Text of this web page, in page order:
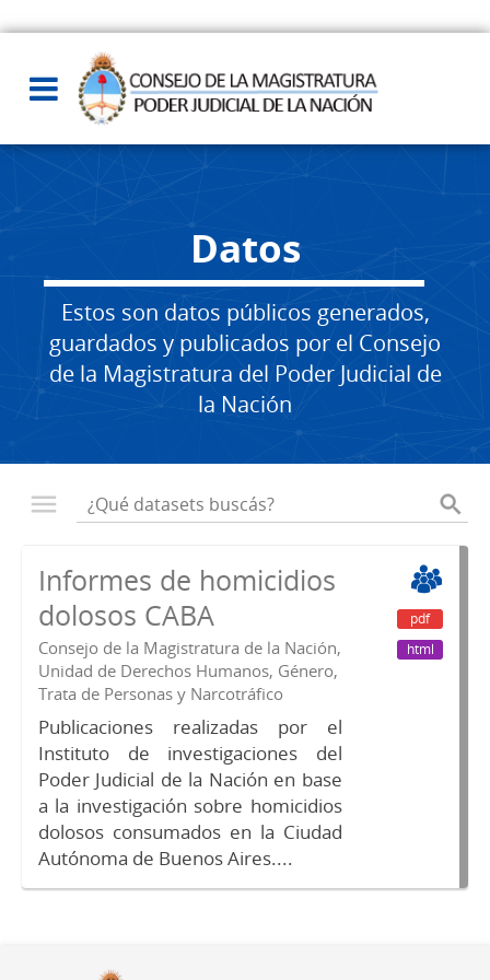
Datos
Estos son datos públicos generados,
guardados y publicados por el Consejo
de la Magistratura del Poder Judicial de
la Nación
Informes de homicidios
dolosos CABA
Consejo de la Magistratura de la Nación,
Unidad de Derechos Humanos, Género,
Trata de Personas y Narcotráfico
Publicaciones realizadas por el
Instituto de investigaciones del
Poder Judicial de la Nación en base
a la investigación sobre homicidios
dolosos consumados en la Ciudad
Autónoma de Buenos Aires....
pdf
html